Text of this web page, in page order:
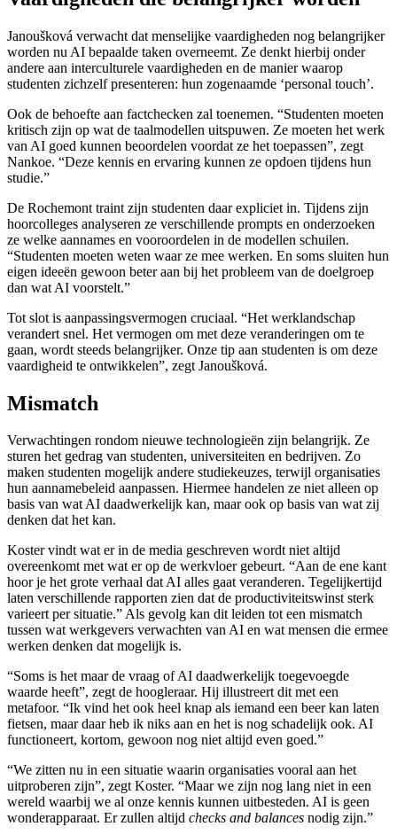
Janoušková verwacht dat menselijke vaardigheden nog belangrijker
worden nu AI bepaalde taken overneemt. Ze denkt hierbij onder
andere aan interculturele vaardigheden en de manier waarop
studenten zichzelf presenteren: hun zogenaamde ‘personal touch’.
Ook de behoefte aan factchecken zal toenemen. “Studenten moeten
kritisch zijn op wat de taalmodellen uitspuwen. Ze moeten het werk
van AI goed kunnen beoordelen voordat ze het toepassen”, zegt
Nankoe. “Deze kennis en ervaring kunnen ze opdoen tijdens hun
studie.”
De Rochemont traint zijn studenten daar expliciet in. Tijdens zijn
hoorcolleges analyseren ze verschillende prompts en onderzoeken
ze welke aannames en vooroordelen in de modellen schuilen.
“Studenten moeten weten waar ze mee werken. En soms sluiten hun
eigen ideeën gewoon beter aan bij het probleem van de doelgroep
dan wat AI voorstelt.”
Tot slot is aanpassingsvermogen cruciaal. “Het werklandschap
verandert snel. Het vermogen om met deze veranderingen om te
gaan, wordt steeds belangrijker. Onze tip aan studenten is om deze
vaardigheid te ontwikkelen”, zegt Janoušková.
Mismatch
Verwachtingen rondom nieuwe technologieën zijn belangrijk. Ze
sturen het gedrag van studenten, universiteiten en bedrijven. Zo
maken studenten mogelijk andere studiekeuzes, terwijl organisaties
hun aannamebeleid aanpassen. Hiermee handelen ze niet alleen op
basis van wat AI daadwerkelijk kan, maar ook op basis van wat zij
denken dat het kan.
Koster vindt wat er in de media geschreven wordt niet altijd
overeenkomt met wat er op de werkvloer gebeurt. “Aan de ene kant
hoor je het grote verhaal dat AI alles gaat veranderen. Tegelijkertijd
laten verschillende rapporten zien dat de productiviteitswinst sterk
varieert per situatie.” Als gevolg kan dit leiden tot een mismatch
tussen wat werkgevers verwachten van AI en wat mensen die ermee
werken denken dat mogelijk is.
“Soms is het maar de vraag of AI daadwerkelijk toegevoegde
waarde heeft”, zegt de hoogleraar. Hij illustreert dit met een
metafoor. “Ik vind het ook heel knap als iemand een beer kan laten
fietsen, maar daar heb ik niks aan en het is nog schadelijk ook. AI
functioneert, kortom, gewoon nog niet altijd even goed.”
“We zitten nu in een situatie waarin organisaties vooral aan het
uitproberen zijn”, zegt Koster. “Maar we zijn nog lang niet in een
wereld waarbij we al onze kennis kunnen uitbesteden. AI is geen
wonderapparaat. Er zullen altijd checks and balances nodig zijn.”